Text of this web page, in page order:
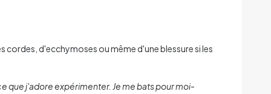
cordes, d'ecchymoses ou même d'une blessure si les
que j'adore expérimenter. Je me bats pour moi-